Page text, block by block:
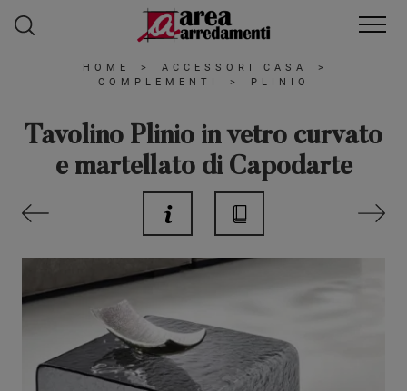
HOME > ACCESSORI CASA
>
COMPLEMENTI
> PLINIO
Tavolino Plinio in vetro curvato
e martellato di Capodarte